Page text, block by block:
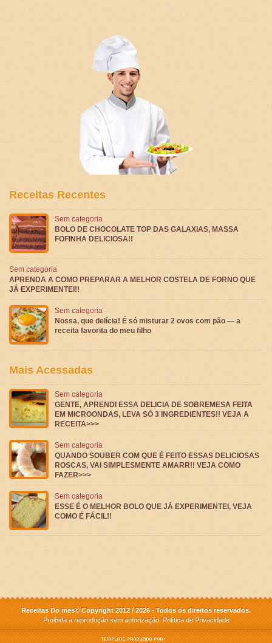
Receitas Recentes
Sem categoria
BOLO DE CHOCOLATE TOP DAS GALAXIAS, MASSA
FOFINHA DELICIOSA!!
Sem categoria
APRENDA A COMO PREPARAR A MELHOR COSTELA DE FORNO QUE
JÁ EXPERIMENTEI!!
Sem categoria
Nossa, que delícia! É só misturar 2 ovos com pão — a
receita favorita do meu filho
Mais Acessadas
Sem categoria
GENTE, APRENDI ESSA DELICIA DE SOBREMESA FEITA
EM MICROONDAS, LEVA SÓ 3 INGREDIENTES!! VEJA A
RECEITA>>>
Sem categoria
QUANDO SOUBER COM QUE É FEITO ESSAS DELICIOSAS
ROSCAS, VAI SIMPLESMENTE AMARR!! VEJA COMO
FAZER>>>
Sem categoria
ESSE É O MELHOR BOLO QUE JÁ EXPERIMENTEI, VEJA
COMO É FÁCIL!!
Receitas Do mes© Copyright 2012 / 2026 - Todos os direitos reservados.
Proibida a reprodução sem autorização. Política de Privacidade